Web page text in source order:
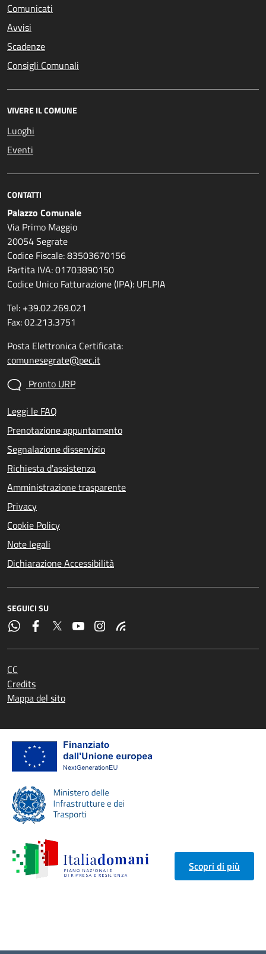
Comunicati
Avvisi
Scadenze
Consigli Comunali
VIVERE IL COMUNE
Luoghi
Eventi
CONTATTI
Palazzo Comunale
Via Primo Maggio
20054 Segrate
Codice Fiscale: 83503670156
Partita IVA: 01703890150
Codice Unico Fatturazione (IPA): UFLPIA
Tel: +39.02.269.021
Fax: 02.213.3751
Posta Elettronica Certificata:
comunesegrate@pec.it
Pronto URP
Leggi le FAQ
Prenotazione appuntamento
Segnalazione disservizio
Richiesta d'assistenza
Amministrazione trasparente
Privacy
Cookie Policy
Note legali
Dichiarazione Accessibilità
SEGUICI SU
CC
Credits
Mappa del sito
Scopri di più